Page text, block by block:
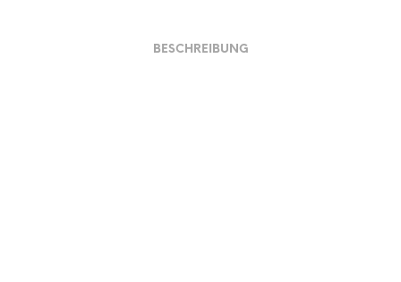
BESCHREIBUNG